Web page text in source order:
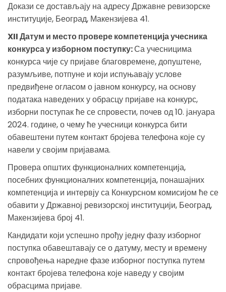
Докази се достављају на адресу Државне ревизорске
институције, Београд, Макензијева 41.
XII Датум и место провере компетенција учесника
конкурса у изборном поступку:Са учесницима
конкурса чије су пријаве благовремене, допуштене,
разумљиве, потпуне и који испуњавају услове
предвиђене огласом о јавном конкурсу, на основу
података наведених у обрасцу пријаве на конкурс,
изборни поступак ће се спровести, почев од 10. јануара
2024. године, о чему ће учесници конкурса бити
обавештени путем контакт бројева телефона које су
навели у својим пријавама.
Провера општих функционалних компетенција,
посебних функционалних компетенција, понашајних
компетенција и интервју са Конкурсном комисијом ће се
обавити у Државној ревизорској институцији, Београд,
Макензијева број 41.
Кандидати који успешно прођу једну фазу изборног
поступка обавештавају се о датуму, месту и времену
спровођења наредне фазе изборног поступка путем
контакт бројева телефона које наведу у својим
обрасцима пријаве.